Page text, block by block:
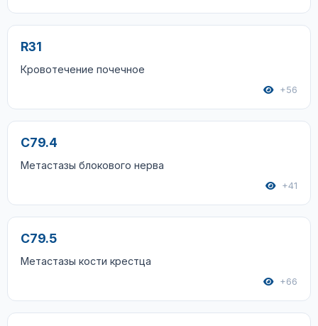
R31
Кровотечение почечное
+56
C79.4
Метастазы блокового нерва
+41
C79.5
Метастазы кости крестца
+66